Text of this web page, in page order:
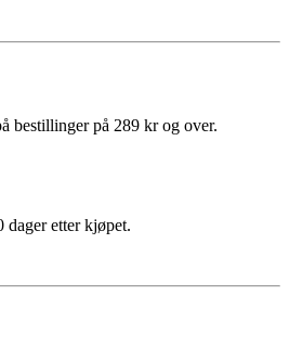
bestillinger på 289 kr og over.
dager etter kjøpet.